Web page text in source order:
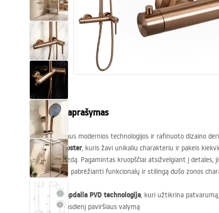
Vonios maišytuvai
Vonios dušai
Virtuvė
Vonios aksesuarai ir baldai
Produkto aprašymas
Ieškote idealaus modernios technologijos ir rafinuoto dizaino
komplektą Foster, kuris žavi unikaliu charakteriu ir pakeis
sienelės išvaizdą. Pagamintas kruopščiai atsižvelgiant į detales,
kvintesencija, pabrėžianti funkcionalų ir stilingą dušo zonos
Šlifuota apdaila PVD technologija, kuri užtikrina
palengvina kasdienį paviršiaus valymą